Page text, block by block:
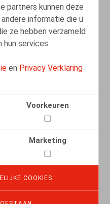
partners kunnen deze
informatie die u
ze hebben verzameld
hun services.
en Privacy Verklaring
Voorkeuren
Marketing
COOKIES